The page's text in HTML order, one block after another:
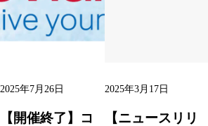
【開催終了】コ
2025年7月26日
【ニュースリリ
2025年3月17日